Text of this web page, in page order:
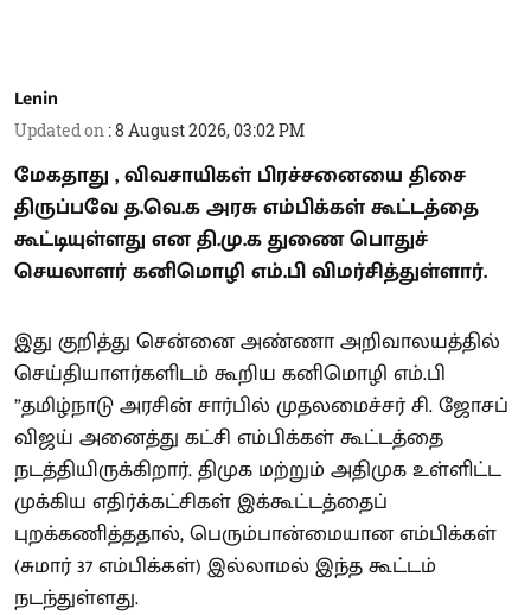
Lenin
Updated on :8 August 2026, 03:02 PM
மேகதாது , விவசாயிகள் பிரச்சனையை திசை
திருப்பவே த.வெ.க அரசு எம்பிக்கள் கூட்டத்தை
கூட்டியுள்ளது என தி.மு.க துணை பொதுச்
செயலாளர் கனிமொழி எம்.பி விமர்சித்துள்ளார்.
இது குறித்து சென்னை அண்ணா அறிவாலயத்தில்
செய்தியாளர்களிடம் கூறிய கனிமொழி எம்.பி
”தமிழ்நாடு அரசின் சார்பில் முதலமைச்சர் சி. ஜோசப்
விஜய் அனைத்து கட்சி எம்பிக்கள் கூட்டத்தை
நடத்தியிருக்கிறார். திமுக மற்றும் அதிமுக உள்ளிட்ட
முக்கிய எதிர்க்கட்சிகள் இக்கூட்டத்தைப்
புறக்கணித்ததால், பெரும்பான்மையான எம்பிக்கள்
(சுமார் 37 எம்பிக்கள்) இல்லாமல் இந்த கூட்டம்
நடந்துள்ளது.